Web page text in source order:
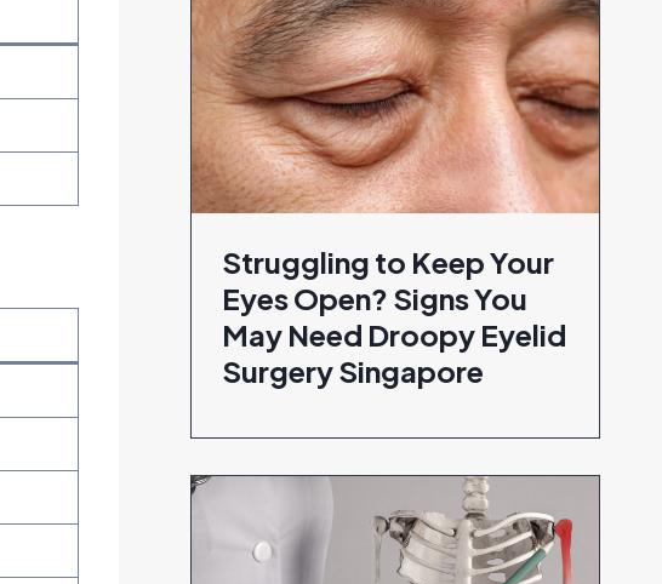
Struggling to Keep Your
Eyes Open? Signs You
May Need Droopy Eyelid
Surgery Singapore